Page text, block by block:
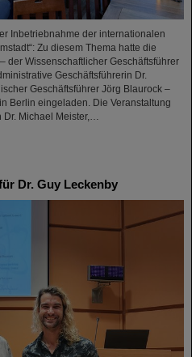
Inbetriebnahme der internationalen
Zu diesem Thema hatte die
der Wissenschaftlicher Geschäftsführer
Geschäftsführerin Dr.
Geschäftsführer Jörg Blaurock –
Berlin eingeladen. Die Veranstaltung
Dr. Michael Meister,…
Dr. Guy Leckenby